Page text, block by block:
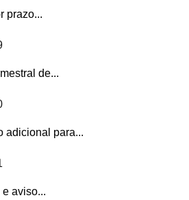
prazo...
de...
adicional para...
aviso...